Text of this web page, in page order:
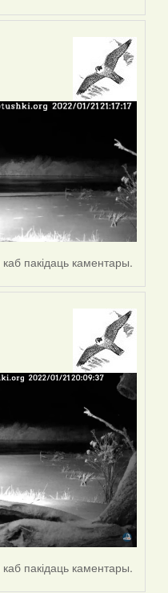
каб пакідаць каментары.
каб пакідаць каментары.